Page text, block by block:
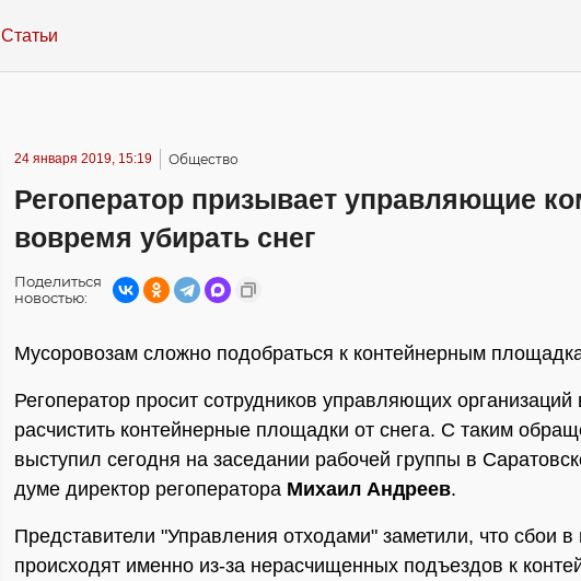
Статьи
24 января 2019, 15:19 Общество
Регоператор призывает управляющие
вовремя убирать снег
Поделиться
новостью:
Мусоровозам сложно подобраться к контейнерным
Регоператор просит сотрудников управляющих организаций
расчистить контейнерные площадки от снега. С таким
выступил сегодня на заседании рабочей группы в
думе директор регоператора Михаил Андреев.
Представители "Управления отходами" заметили, что сбои
происходят именно из-за нерасчищенных подъездов к